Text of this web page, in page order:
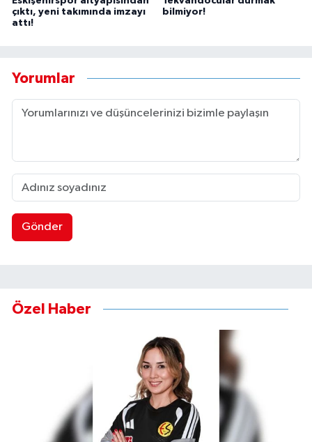
çıktı, yeni takımında imzayı
attı!
bilmiyor!
Yorumlar
Gönder
Özel Haber